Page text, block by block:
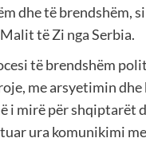
dhe të brendshëm,
të Zi nga Serbia.
të brendshëm
me arsyetimin dhe
i mirë për shqiptarët
ura komunikimi